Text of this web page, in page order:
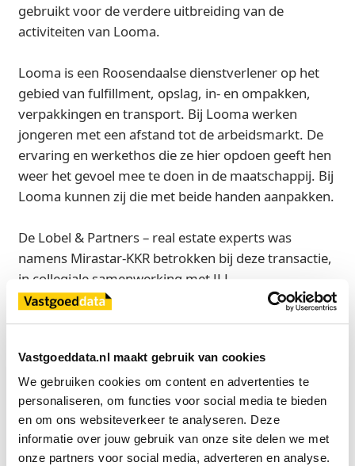
Vastgoeddata.nl maakt gebruik van cookies
We gebruiken cookies om content en advertenties te
personaliseren, om functies voor social media te bieden
en om ons websiteverkeer te analyseren. Deze
informatie over jouw gebruik van onze site delen we met
onze partners voor social media, adverteren en analyse.
gebruikt voor de verdere uitbreiding van de
activiteiten van Looma.
Looma is een Roosendaalse dienstverlener op het
gebied van fulfillment, opslag, in- en ompakken,
verpakkingen en transport. Bij Looma werken
jongeren met een afstand tot de arbeidsmarkt. De
ervaring en werkethos die ze hier opdoen geeft hen
weer het gevoel mee te doen in de maatschappij. Bij
Looma kunnen zij die met beide handen aanpakken.
De Lobel & Partners – real estate experts was
namens Mirastar-KKR betrokken bij deze transactie,
in collegiale samenwerking met JLL.
Bron
Exclusief voor licentiehouders
Zie direct welke partijen en panden betrokken zijn bij dit nieuws.
Deze informatie is alleen beschikbaar voor licentiehouders van